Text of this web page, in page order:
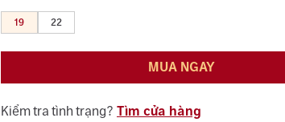
19 22
MUA NGAY
Kiểm tra tình trạng? Tìm cửa hàng